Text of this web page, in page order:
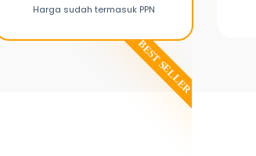
Harga sudah termasuk PPN
BEST SELLER